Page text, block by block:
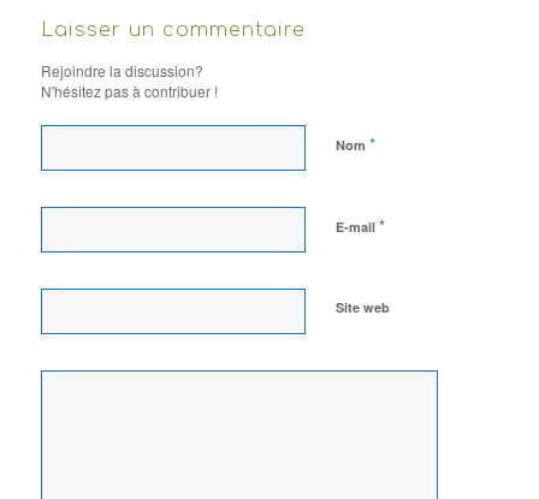
Laisser un commentaire
Rejoindre la discussion?
N'hésitez pas à contribuer !
Nom *
E-mail *
Site web